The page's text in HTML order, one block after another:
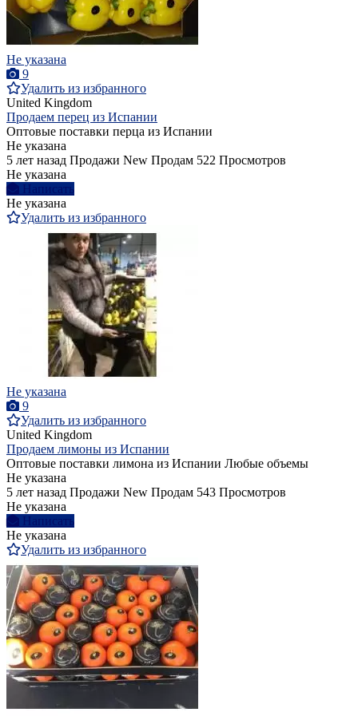
Не указана
9
Удалить из избранного
United Kingdom
Продаем перец из Испании
Оптовые поставки перца из Испании
Не указана
5 лет назад Продажи New Продам 522 Просмотров
Не указана
Написать
Не указана
Удалить из избранного
Не указана
9
Удалить из избранного
United Kingdom
Продаем лимоны из Испании
Оптовые поставки лимона из Испании Любые объемы
Не указана
5 лет назад Продажи New Продам 543 Просмотров
Не указана
Написать
Не указана
Удалить из избранного